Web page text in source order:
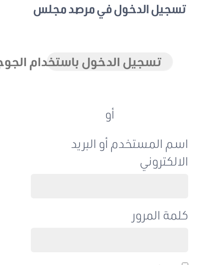
تسجيل الدخول في مرصد مجلس
تسجيل الدخول باستخدام الجوجل
اسم المستخدم أو البريد
الالكتروني
كلمة المرور